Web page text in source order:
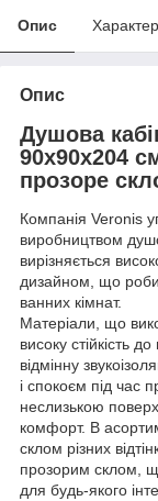
Опис
Опис
Душова
90х90х204
прозоре
Компанія Veronis
виробництвом
вирізняється
дизайном, що
ванних кімнат.
Матеріали, що
високу стійкість
відмінну
і спокоєм під час
неслизькою
комфорт. В
склом різних
прозорим склом,
для будь-якого